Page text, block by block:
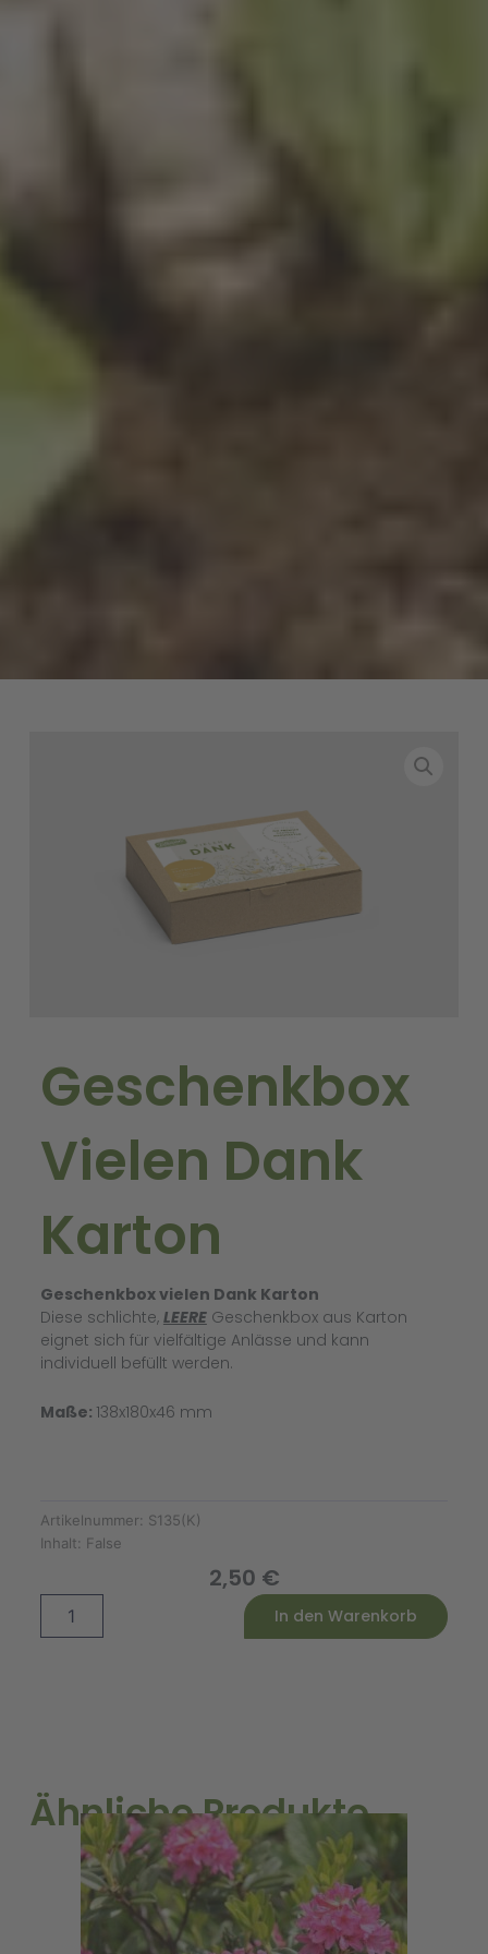
Geschenkbox
Vielen Dank
Karton
Geschenkbox vielen Dank Karton
Diese schlichte, LEEREGeschenkbox aus Karton
eignet sich für vielfältige Anlässe und kann
individuell befüllt werden.
Maße: 138x180x46 mm
Artikelnummer: S135(K)
Inhalt: False
2,50 €
Vielen
In den Warenkorb
Alternative:
Ähnliche Produkte